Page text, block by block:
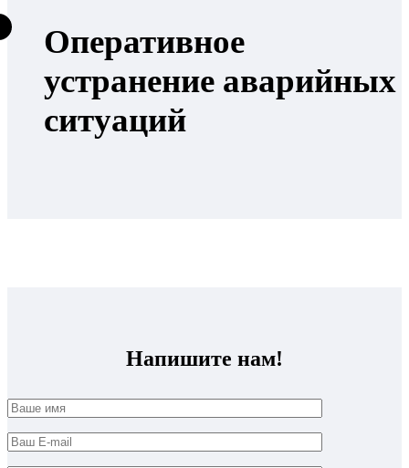
Оперативное
устранение аварийных
ситуаций
Напишите нам!